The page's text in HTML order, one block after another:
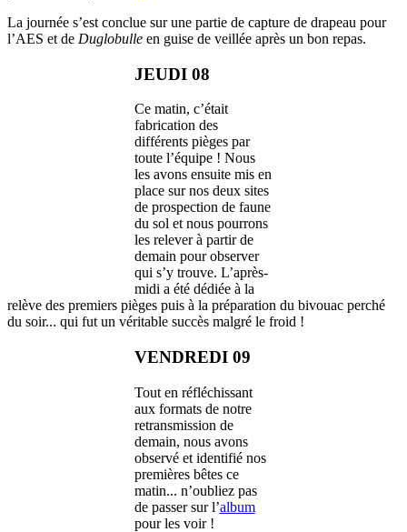
La journée s’est conclue sur une partie de capture de drapeau pour
l’AES et de Duglobulle en guise de veillée après un bon repas.
JEUDI 08
Ce matin, c’était
fabrication des
différents pièges par
toute l’équipe ! Nous
les avons ensuite mis en
place sur nos deux sites
de prospection de faune
du sol et nous pourrons
les relever à partir de
demain pour observer
qui s’y trouve. L’après-
midi a été dédiée à la
relève des premiers pièges puis à la préparation du bivouac perché
du soir... qui fut un véritable succès malgré le froid !
VENDREDI 09
Tout en réfléchissant
aux formats de notre
retransmission de
demain, nous avons
observé et identifié nos
premières bêtes ce
matin... n’oubliez pas
de passer sur l’album
pour les voir !